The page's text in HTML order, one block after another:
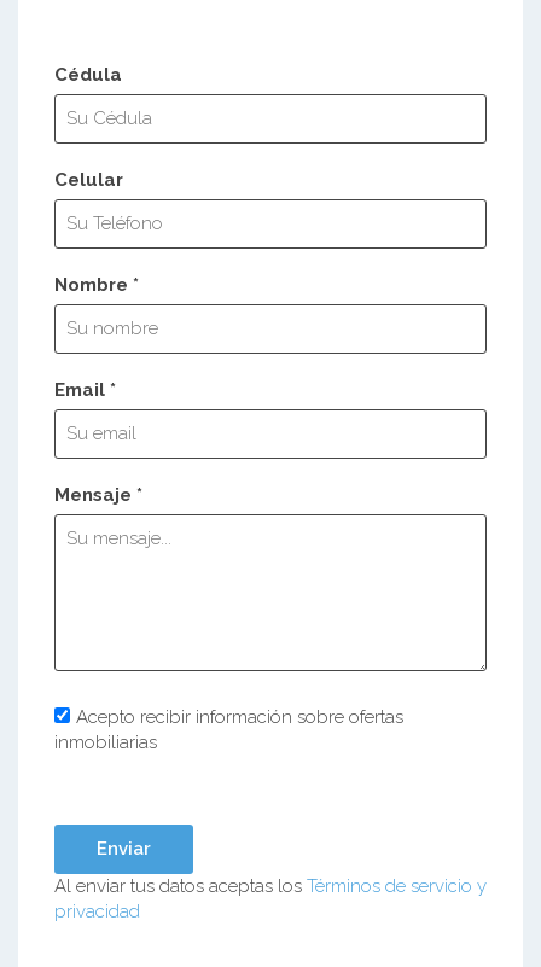
Cédula
Celular
Nombre *
Email *
Mensaje *
Acepto recibir información sobre ofertas
inmobiliarias
Al enviar tus datos aceptas los Términos de servicio y
privacidad